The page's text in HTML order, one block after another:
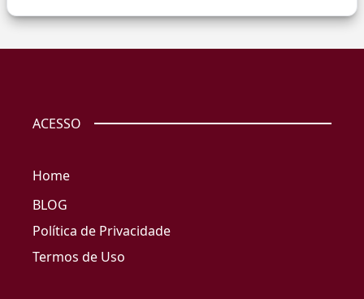
ACESSO
Home
BLOG
Política de Privacidade
Termos de Uso